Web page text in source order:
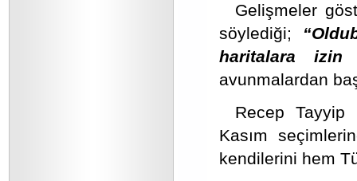
Gelişmeler
söylediği;
haritalara izin
avunmalardan
Recep Tayyip
Kasım
kendilerini hem